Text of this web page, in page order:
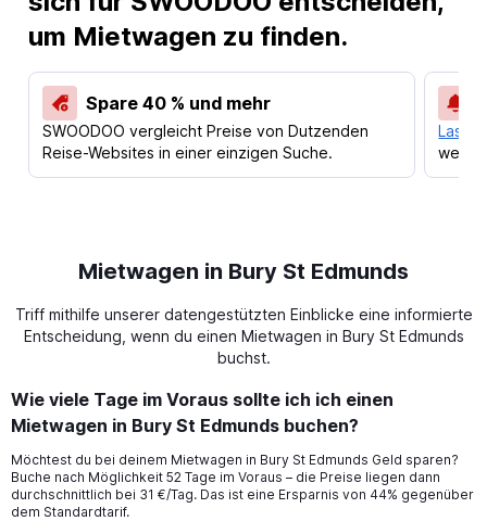
um Mietwagen zu finden.
Spare 40 % und mehr
SWOODOO vergleicht Preise von Dutzenden
Reise-Websites in einer einzigen Suche.
Lass
Mietwagen in Bury St Edmunds
Triff mithilfe unserer datengestützten Einblicke eine informierte
Entscheidung, wenn du einen Mietwagen in Bury St Edmunds
buchst.
Wie viele Tage im Voraus sollte ich ich einen
Mietwagen in Bury St Edmunds buchen?
Möchtest du bei deinem Mietwagen in Bury St Edmunds Geld sparen?
Buche nach Möglichkeit 52 Tage im Voraus – die Preise liegen dann
durchschnittlich bei 31 €/Tag. Das ist eine Ersparnis von 44% gegenüber
dem Standardtarif.